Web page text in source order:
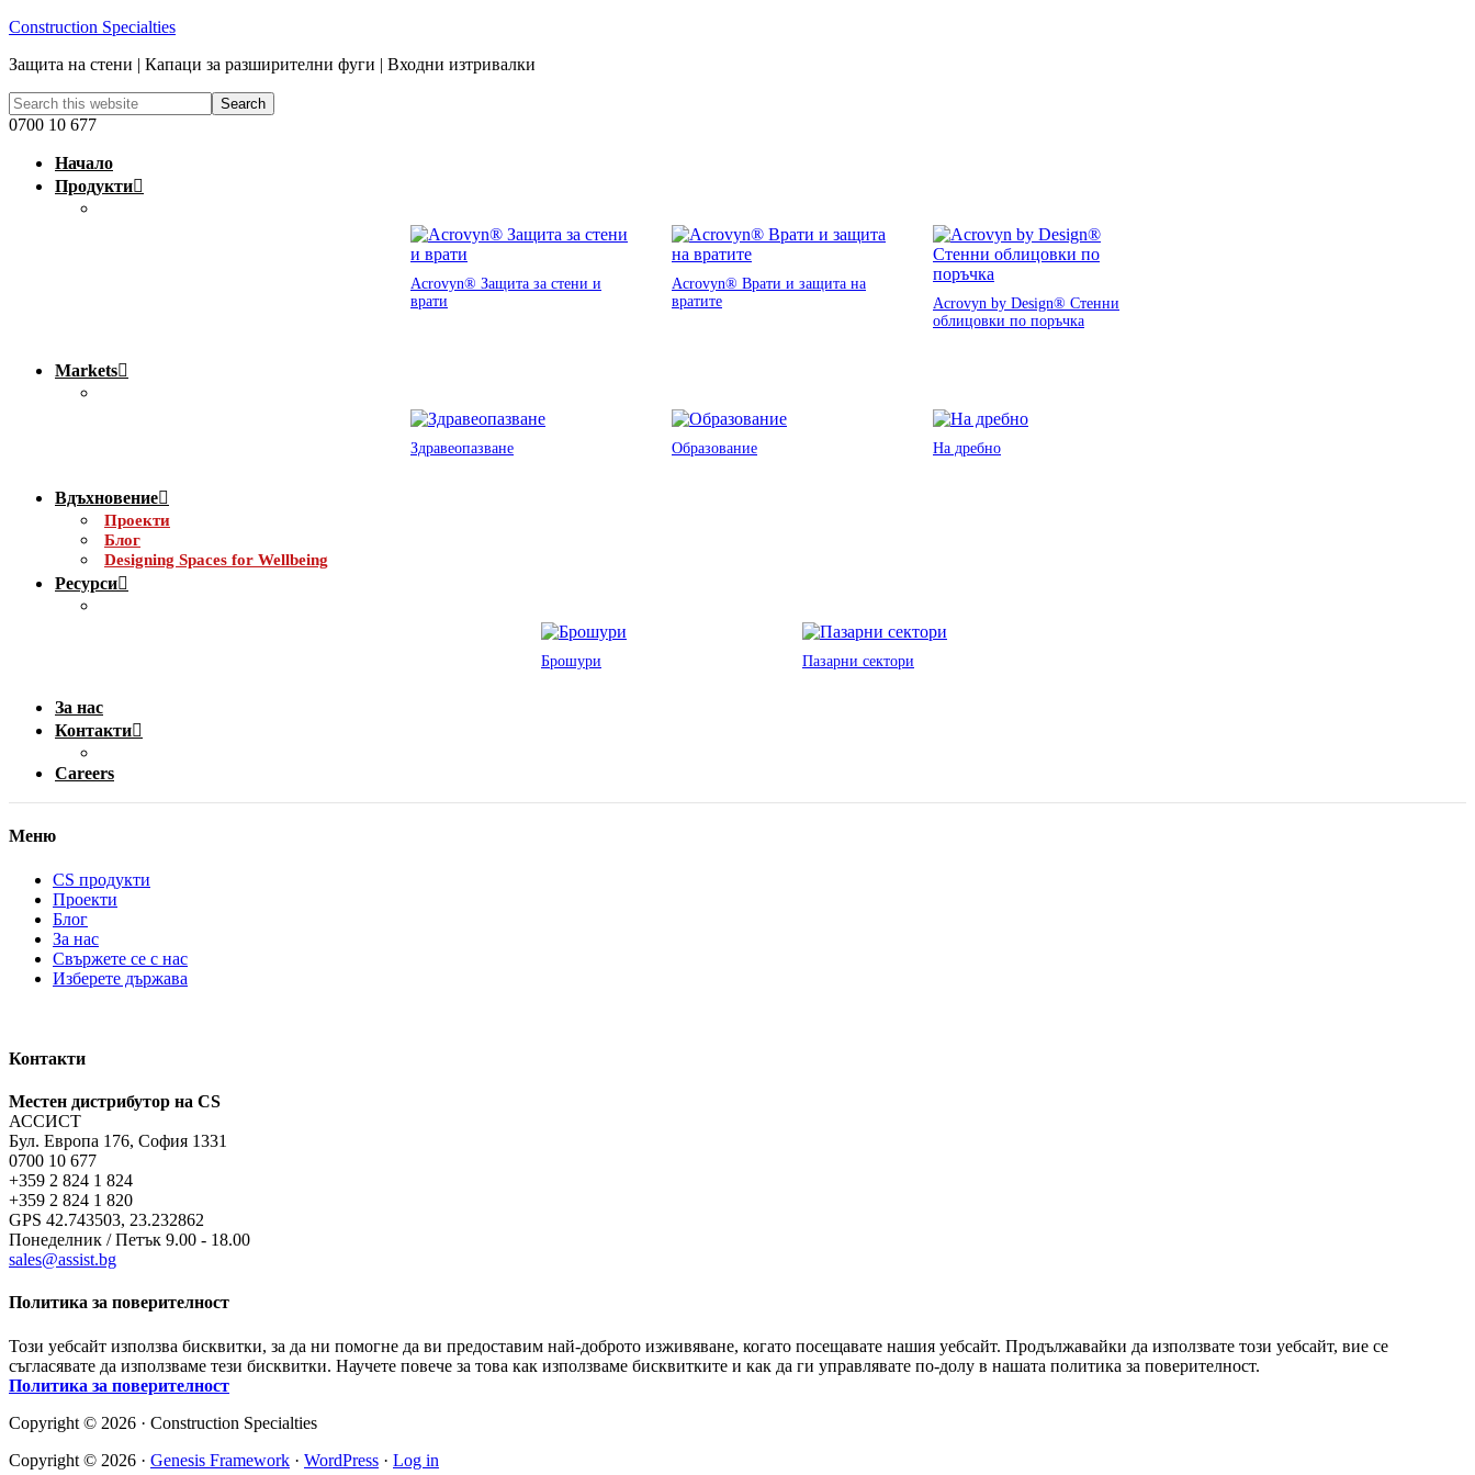
Construction Specialties
Защита на стени | Капаци за разширителни фуги | Входни изтривалки
0700 10 677
Начало
Продукти
Acrovyn® Защита за стени и
врати
Acrovyn® Врати и защита на
вратите
Acrovyn by Design® Стенни
облицовки по поръчка
Markets
Здравеопазване Образование На дребно
Вдъхновение
Проекти
Блог
Designing Spaces for Wellbeing
Ресурси
Брошури Пазарни сектори
За нас
Контакти
Careers
Меню
CS продукти
Проекти
Блог
За нас
Свържете се с нас
Изберете държава
Контакти
Местен дистрибутор на CS
АССИСТ
Бул. Европа 176, София 1331
0700 10 677
+359 2 824 1 824
+359 2 824 1 820
GPS 42.743503, 23.232862
Понеделник / Петък 9.00 - 18.00
sales@assist.bg
Политика за поверителност
Този уебсайт използва бисквитки, за да ни помогне да ви предоставим най-доброто изживяване, когато посещавате нашия уебсайт. Продължавайки да използвате този уебсайт, вие се
съгласявате да използваме тези бисквитки. Научете повече за това как използваме бисквитките и как да ги управлявате по-долу в нашата политика за поверителност.
Политика за поверителност
Copyright © 2026 · Construction Specialties
Copyright © 2026 · Genesis Framework · WordPress · Log in